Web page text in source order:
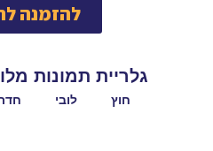
להזמנה
גלריית תמונות
חוץ לובי